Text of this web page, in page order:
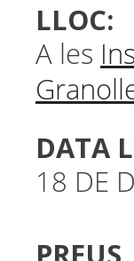
LLOC:
A les
DATA
18 DE